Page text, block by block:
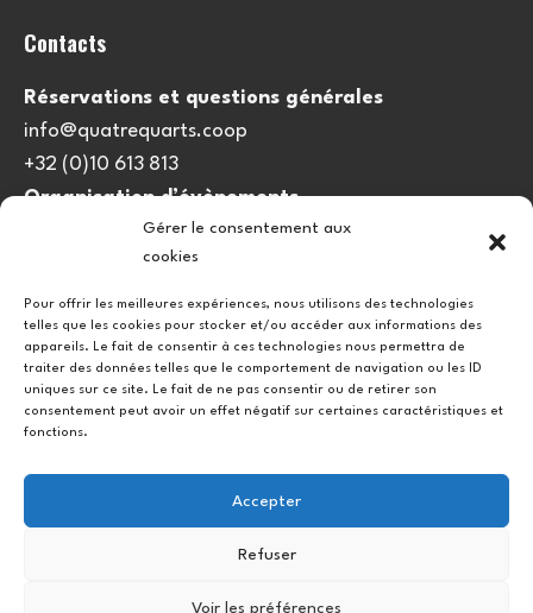
Gérer le consentement aux
cookies
Pour offrir les meilleures expériences, nous utilisons des technologies
telles que les cookies pour stocker et/ou accéder aux informations des
appareils. Le fait de consentir à ces technologies nous permettra de
traiter des données telles que le comportement de navigation ou les ID
uniques sur ce site. Le fait de ne pas consentir ou de retirer son
consentement peut avoir un effet négatif sur certaines caractéristiques et
fonctions.
Accepter
Refuser
Voir les préférences
Contacts
Réservations et questions générales
info@quatrequarts.coop
+32 (0)10 613 813
Organisation d’évènements
viedulieu@quatrequarts.coop
Politique de cookies (UE)